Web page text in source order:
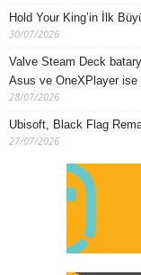
Hold Your King’in İlk
30/07/2026
Valve Steam Deck
Asus ve OneXPlayer ise
28/07/2026
Ubisoft, Black Flag
27/07/2026